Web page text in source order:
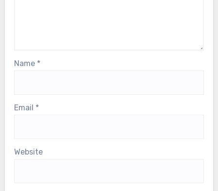
Name *
Email *
Website